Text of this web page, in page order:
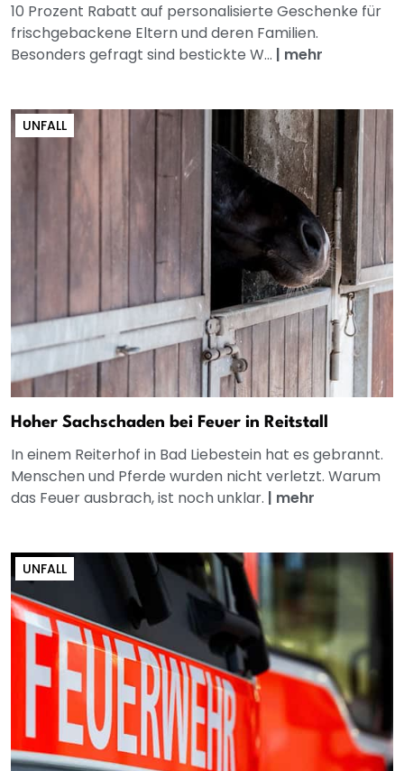
10 Prozent Rabatt auf personalisierte Geschenke für
frischgebackene Eltern und deren Familien.
Besonders gefragt sind bestickte W... | mehr
UNFALL
Hoher Sachschaden bei Feuer in Reitstall
In einem Reiterhof in Bad Liebestein hat es gebrannt.
Menschen und Pferde wurden nicht verletzt. Warum
das Feuer ausbrach, ist noch unklar. | mehr
UNFALL